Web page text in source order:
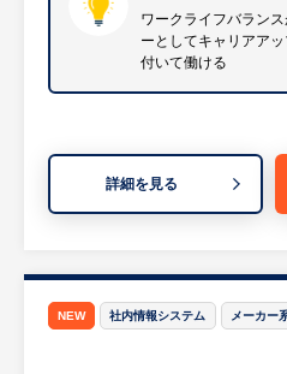
・いきなり一人で
く、必ず先輩社員
・資格取得支援制
未経験からでも
等
※詳細は面談時に
・月の平均残業
年間休日は122日
・有給取得率も
◎実務リーダーと
・給与計算をメイ
て裁量を持って
ワークライフバラン
ーとしてキャリアア
付いて働ける
詳細を見る
NEW 社内情報システム メーカー